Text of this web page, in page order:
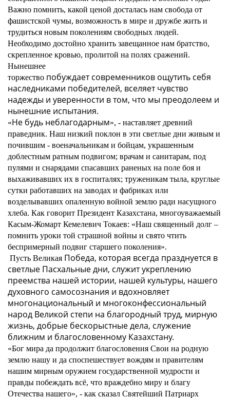
Важно помнить, какой ценой досталась нам свобода от
фашистской чумы, возможность в мире и дружбе жить и
трудиться новым поколениям свободных людей.
Необходимо достойно хранить завещанное нам братство,
скрепленное кровью, пролитой на полях сражений.
Нынешнее
торжество побуждает современников ощутить себя
наследниками победителей, вселяет чувство
надежды и уверенности в том, что мы преодолеем и
нынешние испытания.
«Не будь неблагодарным», - наставляет древний
праведник. Наш низкий поклон в эти светлые дни живым и
почившим - военачальникам и бойцам, украшенным
доблестным ратным подвигом; врачам и санитарам, под
пулями и снарядами спасавших раненых на поле боя и
выхаживавших их в госпиталях; труженикам тыла, круглые
сутки работавших на заводах и фабриках или
возделывавших опаленную войной землю ради насущного
хлеба. Как говорит Президент Казахстана, многоуважаемый
Касым-Жомарт Кемелевич Токаев: «Наш священный долг –
помнить уроки той страшной войны и свято чтить
беспримерный подвиг старшего поколения».
Пусть Великая Победа, которая всегда празднуется в
светлые Пасхальные дни, служит укреплению
преемства нашей истории, нашей культуры, нашего
духовного самосознания и вдохновляет
многонациональный и многоконфессиональный
народ Великой степи на благородный труд, мирную
жизнь, добрые бескорыстные дела, служение
ближним и благословенному Казахстану.
«Бог мира да продолжит благословения Свои на родную
землю нашу и да споспешествует вождям и правителям
нашим мирным оружием государственной мудрости и
правды побеждать всё, что враждебно миру и благу
Отечества нашего», - как сказал Святейший Патриарх